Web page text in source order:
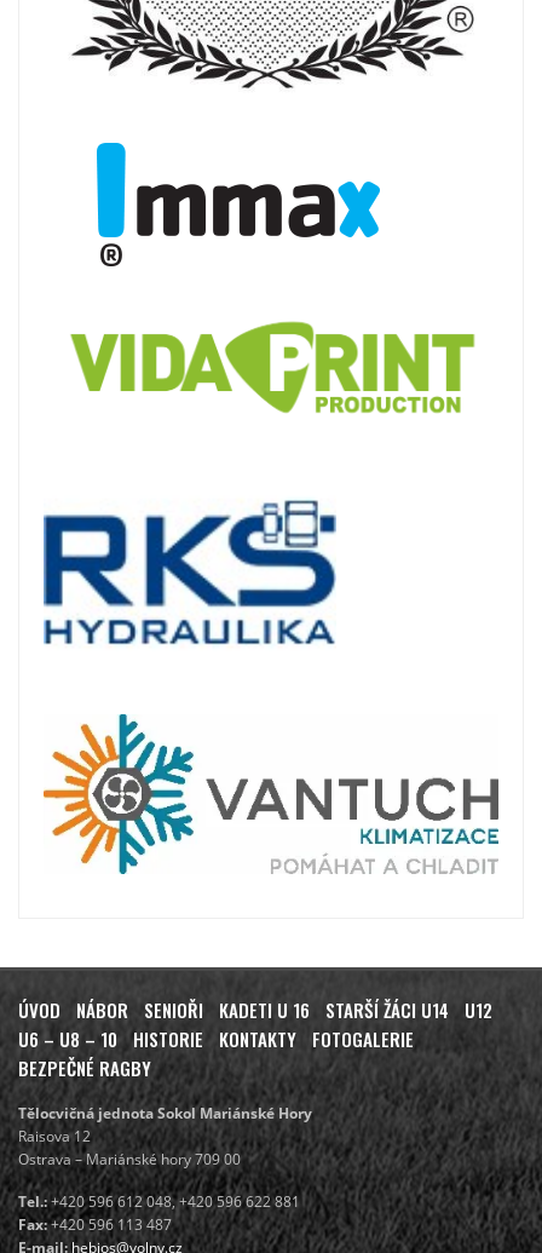
ÚVOD NÁBOR SENIOŘI KADETI U 16 STARŠÍ ŽÁCI U14
U12
U6 – U8 – 10 HISTORIE KONTAKTY
FOTOGALERIE
BEZPEČNÉ RAGBY
Tělocvičná jednota Sokol Mariánské Hory
Raisova 12
Ostrava – Mariánské hory 709 00
Tel.:+420 596 612 048, +420 596 622 881
Fax:+420 596 113 487
E-mail:hebios@volny.cz